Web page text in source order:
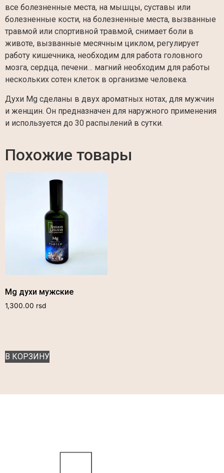
все болезненные места, на мышцы, суставы или
болезненные кости, на болезненные места, вызванные
травмой или спортивной травмой, снимает боли в
животе, вызванные месячным циклом, регулирует
работу кишечника, необходим для работа головного
мозга, сердца, печени… магний необходим для работы
нескольких сотен клеток в организме человека.
Духи Mg сделаны в двух ароматных нотах, для мужчин
и женщин. Он предназначен для наружного применения
и используется до 30 распылений в сутки.
Похожие товары
Mg духи мужские
1,300.00 rsd
В КОРЗИНУ